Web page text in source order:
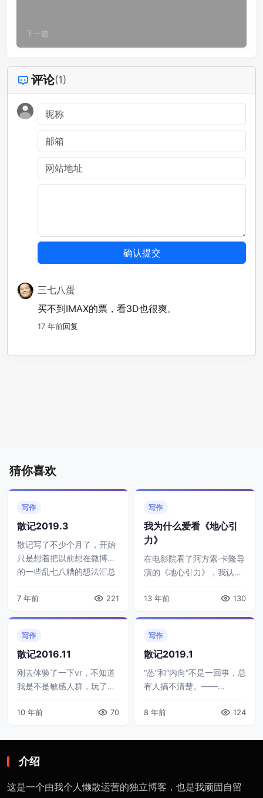
下一篇
评论(1)
三七八蛋
买不到IMAX的票，看3D也很爽。
17 年前回复
猜你喜欢
写作
散记2019.3
散记写了不少个月了，开始
只是想着把以前想在微博写
的一些乱七八糟的想法汇总
害，断断续续也算是坚持下
7 年前 221
写作
我为什么爱看《地心引
力》
在电影院看了阿方索·卡隆导
演的《地心引力》，我认为
看的电影，没有之一。这里
的事。不过不 ...
13 年前 130
写作
散记2016.11
​刚去体验了一下vr，不知道
我是不是敏感人群，玩了五
就我这二五眼摘掉眼镜直接
震撼。虚拟现实和科学养猪
并列为下一个 ...
10 年前 70
写作
散记2019.1
“怂”和“内向”不是一回事，总
有人搞不清楚。——
年，主要做了两件事：做设
我是嫌自己头发太多了。我
8 年前 124
介绍
这是一个由我个人懒散运营的独立博客，也是我顽固自留